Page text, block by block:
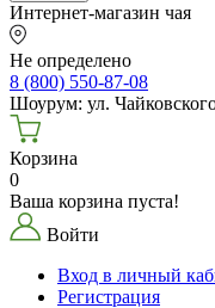
Интернет-магазин чая
Не определено
8 (800) 550-87-08
Шоурум: ул.
Корзина
0
Ваша корзина пуста!
Войти
Вход в личный
Регистрация